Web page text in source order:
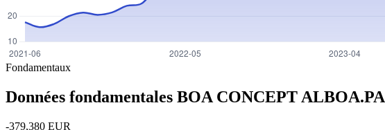
Fondamentaux
Données fondamentales BOA CONCEPT ALBOA.PA
-379,380 EUR